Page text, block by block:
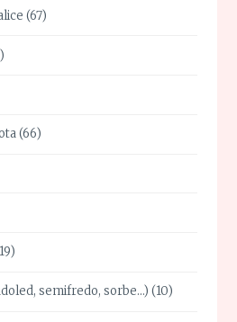
(67)
(66)
semifredo, sorbe…) (10)